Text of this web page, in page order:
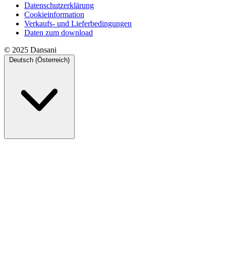
Datenschutzerklärung
Cookieinformation
Verkaufs- und Lieferbedingungen
Daten zum download
© 2025 Dansani
Deutsch (Österreich)